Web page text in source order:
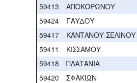
59413
ΑΠΟΚΟΡΩΝΟΥ
59424
ΓΑΥΔΟΥ
59417
ΚΑΝΤΑΝΟΥ-ΣΕΛΙΝΟΥ
59411
ΚΙΣΣΑΜΟΥ
59418
ΠΛΑΤΑΝΙΑ
59420
ΣΦΑΚΙΩΝ